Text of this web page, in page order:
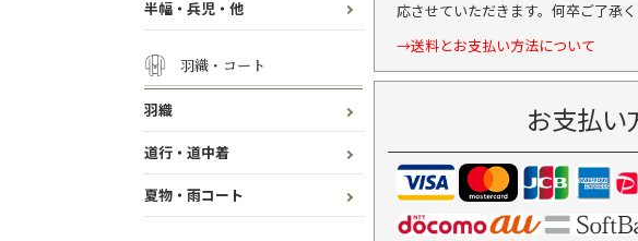
半幅・兵児・他
羽織・コート
羽織
道行・道中着
夏物・雨コート
応させていただきます。何卒ご了承く
→送料とお支払い方法について
お支払い